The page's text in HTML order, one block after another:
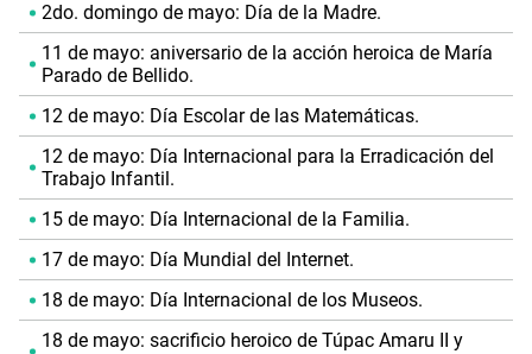
2do. domingo de mayo: Día de la Madre.
11 de mayo: aniversario de la acción heroica de María
Parado de Bellido.
12 de mayo: Día Escolar de las Matemáticas.
12 de mayo: Día Internacional para la Erradicación del
Trabajo Infantil.
15 de mayo: Día Internacional de la Familia.
17 de mayo: Día Mundial del Internet.
18 de mayo: Día Internacional de los Museos.
18 de mayo: sacrificio heroico de Túpac Amaru II y